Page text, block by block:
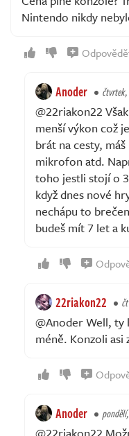
Nintendo nikdy
Anoder
@22riakon22
menší výkon což
brát na cesty,
mikrofon atd.
toho jestli stojí o
když dnes nové
nechápu to
budeš mít 7 let a
22riakon22
@Anoder Well, ty
méně. Konzoli asi
Anoder